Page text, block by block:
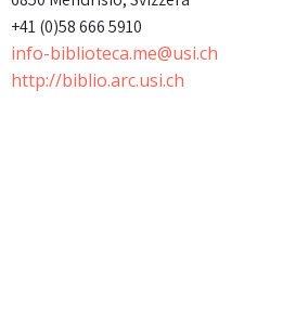
+41 (0)58 666 5910
info-biblioteca.me@usi.ch
http://biblio.arc.usi.ch